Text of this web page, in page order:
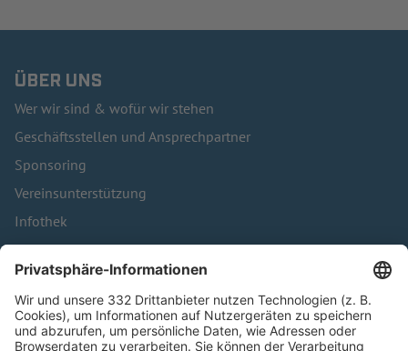
ÜBER UNS
Wer wir sind & wofür wir stehen
Geschäftsstellen und Ansprechpartner
Sponsoring
Vereinsunterstützung
Infothek
Kontakt
HÄUFIG BESUCHTE SEITEN
Pässe und Vereinswechsel